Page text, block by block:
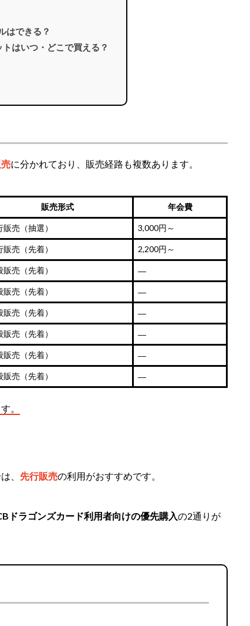
はできる？
はいつ・どこで買える？
に分かれており、販売経路も複数あります。
販売形式 年会費
販売（抽選） 3,000円～
販売（先着） 2,200円～
販売（先着） ―
販売（先着） ―
販売（先着） ―
販売（先着） ―
販売（先着） ―
販売（先着） ―
。
、 先行販売の利用がおすすめです。
ドラゴンズカード利用者向けの優先購入の2通りが